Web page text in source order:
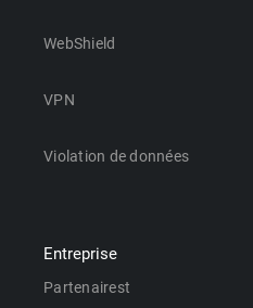
WebShield
VPN
Violation de données
Entreprise
Partenairest